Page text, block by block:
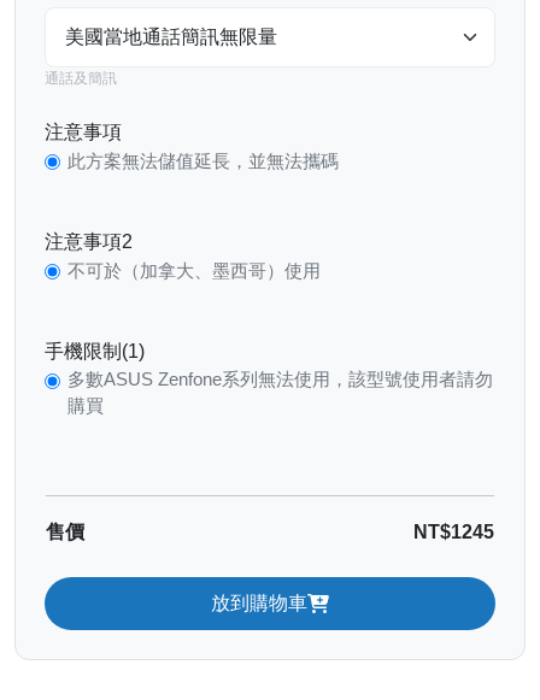
通話及簡訊
注意事項
此方案無法儲值延長，並無法攜碼
注意事項2
不可於（加拿大、墨西哥）使用
手機限制(1)
多數ASUS Zenfone系列無法使用，該型號使用者請勿
購買
售價 NT$1245
放到購物車